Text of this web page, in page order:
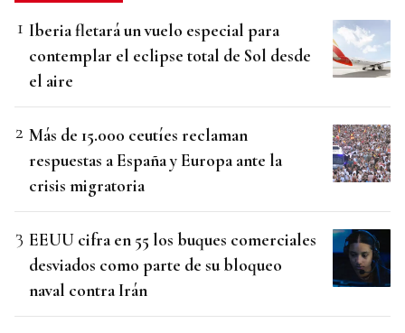
Iberia fletará un vuelo especial para
contemplar el eclipse total de Sol desde
el aire
Más de 15.000 ceutíes reclaman
respuestas a España y Europa ante la
crisis migratoria
EEUU cifra en 55 los buques comerciales
desviados como parte de su bloqueo
naval contra Irán